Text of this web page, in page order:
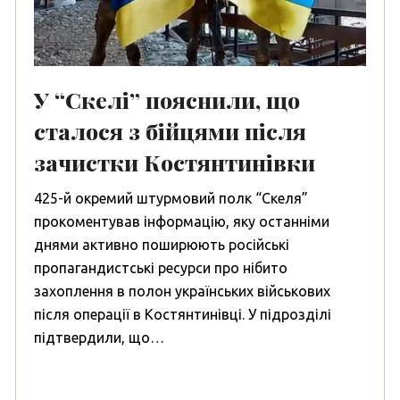
У “Скелі” пояснили, що
сталося з бійцями після
зачистки Костянтинівки
425-й окремий штурмовий полк “Скеля”
прокоментував інформацію, яку останніми
днями активно поширюють російські
пропагандистські ресурси про нібито
захоплення в полон українських військових
після операції в Костянтинівці. У підрозділі
підтвердили, що…